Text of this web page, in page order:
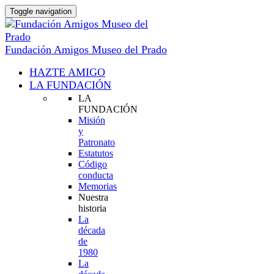
Toggle navigation
Fundación Amigos Museo del Prado
HAZTE AMIGO
LA FUNDACIÓN
LA
FUNDACIÓN
Misión
y
Patronato
Estatutos
Código
conducta
Memorias
Nuestra
historia
La
década
de
1980
La